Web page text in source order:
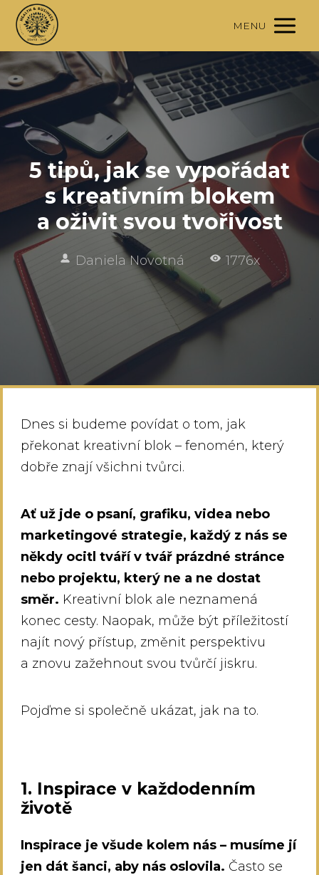
MENU
5 tipů, jak se vypořádat
s kreativním blokem
a oživit svou tvořivost
Daniela Novotná 1776x
Dnes si budeme povídat o tom, jak
překonat kreativní blok – fenomén, který
dobře znají všichni tvůrci.
Ať už jde o psaní, grafiku, videa nebo
marketingové strategie, každý z nás se
někdy ocitl tváří v tvář prázdné stránce
nebo projektu, který ne a ne dostat
směr. Kreativní blok ale neznamená
konec cesty. Naopak, může být příležitostí
najít nový přístup, změnit perspektivu
a znovu zažehnout svou tvůrčí jiskru.
Pojďme si společně ukázat, jak na to.
1. Inspirace v každodenním
životě
Inspirace je všude kolem nás – musíme jí
jen dát šanci, aby nás oslovila. Často se